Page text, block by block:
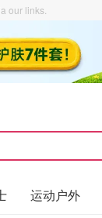
our links.
运动户外